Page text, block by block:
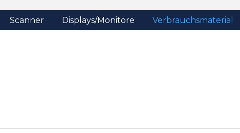
Scanner Displays/Monitore Verbrauchsmaterial